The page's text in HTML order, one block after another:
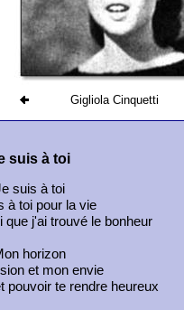
Gigliola Cinquetti
suis à toi
suis à toi
à toi pour la vie
que j'ai trouvé le bonheur
horizon
et mon envie
pouvoir te rendre heureux